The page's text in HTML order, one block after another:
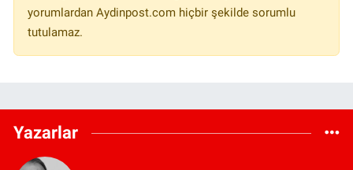
yorumlardan Aydinpost.com hiçbir şekilde sorumlu
tutulamaz.
Yazarlar